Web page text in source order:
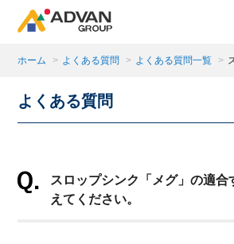
商品ページにある「お気に入り登録
商品がここに表示されます。
ホーム > よくある質問 > よくある質問一覧 >
よくある質問
スロップシンク「メグ」の適合
えてください。